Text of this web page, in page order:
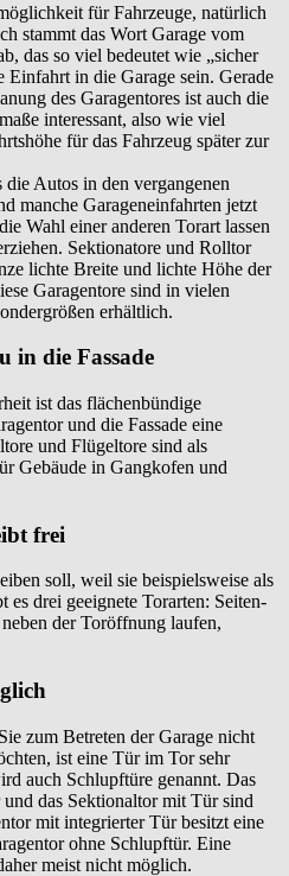
für Fahrzeuge, natürlich
stammt das Wort Garage vom
das so viel bedeutet wie „sicher
Einfahrt in die Garage sein. Gerade
des Garagentores ist auch die
interessant, also wie viel
für das Fahrzeug später zur
Autos in den vergangenen
manche Garageneinfahrten jetzt
Wahl einer anderen Torart lassen
Sektionatore und Rolltor
lichte Breite und lichte Höhe der
Garagentore sind in vielen
erhältlich.
in die Fassade
ist das flächenbündige
und die Fassade eine
und Flügeltore sind als
Gebäude in Gangkofen und
frei
soll, weil sie beispielsweise als
drei geeignete Torarten: Seiten-
der Toröffnung laufen,
zum Betreten der Garage nicht
ist eine Tür im Tor sehr
auch Schlupftüre genannt. Das
das Sektionaltor mit Tür sind
mit integrierter Tür besitzt eine
ohne Schlupftür. Eine
meist nicht möglich.